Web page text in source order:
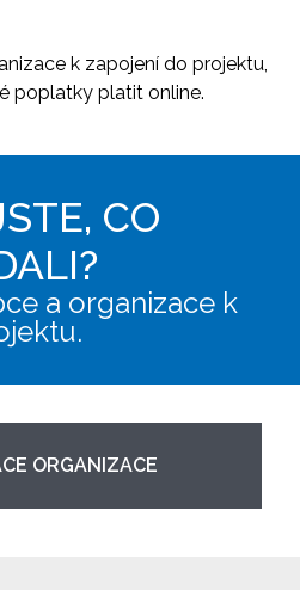
k zapojení do projektu,
poplatky platit online.
CO
a organizace k
ORGANIZACE